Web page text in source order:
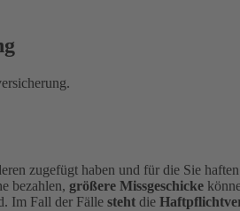
zugefügt haben und für die Sie
bezahlen, größere Missgeschicke
Im Fall der Fälle steht die